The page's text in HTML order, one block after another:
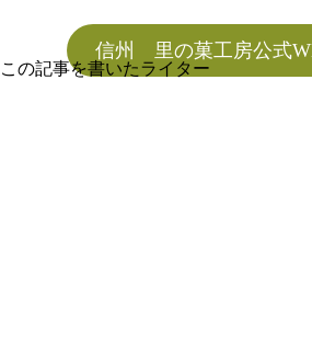
信州 里の菓工房公式
この記事を書いたライター